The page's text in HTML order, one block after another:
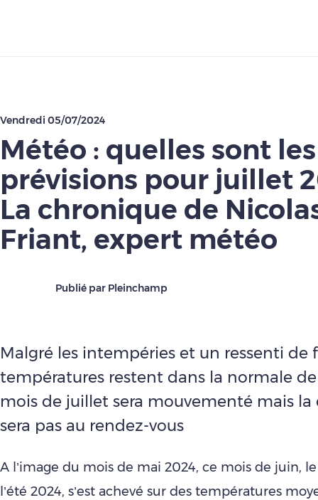
Vendredi 05/07/2024
Météo : quelles sont les
prévisions pour juillet
La chronique de
Friant, expert météo
Publié par Pleinchamp
Malgré les intempéries et un ressenti de
températures restent dans la normale de
mois de juillet sera mouvementé mais la
sera pas au rendez-vous
A l’image du mois de mai 2024, ce mois de juin,
l’été 2024, s’est achevé sur des températures